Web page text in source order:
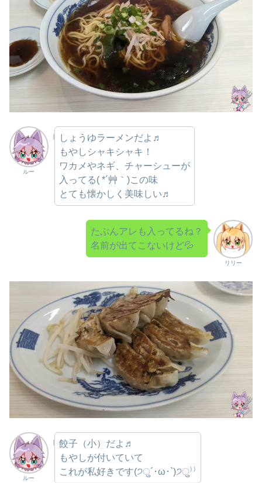
ルー
しょうゆラーメンだよ♬
もやしシャキシャキ！
ワカメやネギ、チャーシューが
入ってる( *´艸｀)この味
とても懐かしく美味しい♬
リリー
たぶんアレも入ってるね？
名前が出てこないけど💦
ルー
餃子（小）だよ♬
もやしが付いていて
これが私好きです(੭ु´･ω･`)੭ु⁾⁾